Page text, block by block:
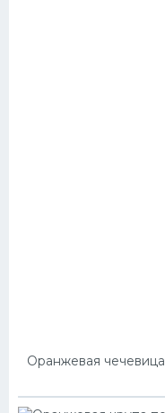
Оранжевая чечевица